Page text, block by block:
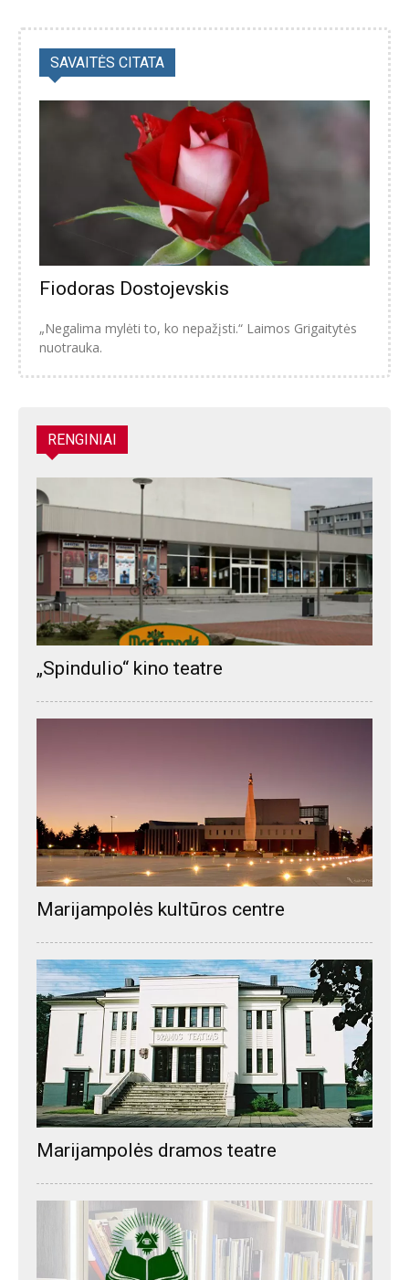
SAVAITĖS CITATA
Fiodoras Dostojevskis
„Negalima mylėti to, ko nepažįsti.“ Laimos Grigaitytės
nuotrauka.
RENGINIAI
„Spindulio“ kino teatre
Marijampolės kultūros centre
Marijampolės dramos teatre